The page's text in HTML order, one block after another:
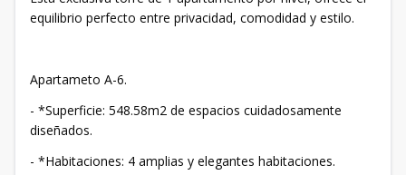
equilibrio perfecto entre privacidad, comodidad y estilo.
Apartameto A-6.
- *Superficie: 548.58m2 de espacios cuidadosamente
diseñados.
- *Habitaciones: 4 amplias y elegantes habitaciones.